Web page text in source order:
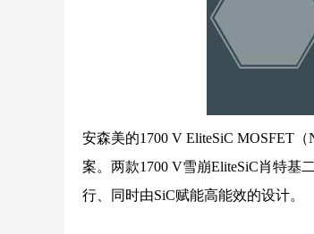
安森美的1700 V EliteSiC MOSFET
案。两款1700 V雪崩EliteSiC肖特基
行、同时由SiC赋能高能效的设计。